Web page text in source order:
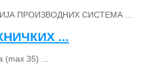
ПРОИЗВОДНИХ СИСТЕМА ...
...
35) ...